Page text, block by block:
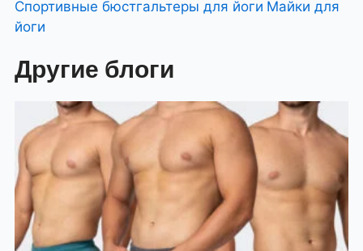
Спортивные бюстгальтеры для йоги Майки для
йоги
Другие блоги